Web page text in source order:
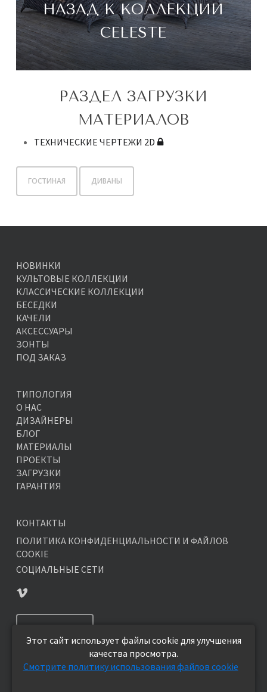
НАЗАД К КОЛЛЕКЦИИ
CELESTE
РАЗДЕЛ ЗАГРУЗКИ
МАТЕРИАЛОВ
ТЕХНИЧЕСКИЕ ЧЕРТЕЖИ 2D
ГОСТИНАЯ ДИВАНЫ
НОВИНКИ
КУЛЬТОВЫЕ КОЛЛЕКЦИИ
КЛАССИЧЕСКИЕ КОЛЛЕКЦИИ
БЕСЕДКИ
КАЧЕЛИ
АКСЕССУАРЫ
ЗОНТЫ
ПОД ЗАКАЗ
ТИПОЛОГИЯ
О НАС
ДИЗАЙНЕРЫ
БЛОГ
МАТЕРИАЛЫ
ПРОЕКТЫ
ЗАГРУЗКИ
ГАРАНТИЯ
КОНТАКТЫ
ПОЛИТИКА КОНФИДЕНЦИАЛЬНОСТИ И ФАЙЛОВ
COOKIE
СОЦИАЛЬНЫЕ СЕТИ
Этот сайт использует файлы cookie для улучшения
качества просмотра.
Смотрите политику использования файлов cookie